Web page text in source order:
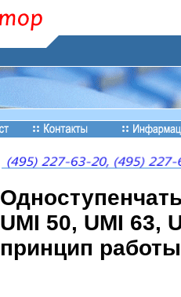
UMI 50, UMI 63,
принцип